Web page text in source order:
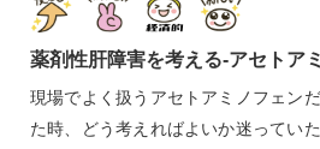
薬剤性肝障害を考える‐アセトア
現場でよく扱うアセトアミノフェン
た時、どう考えればよいか迷ってい